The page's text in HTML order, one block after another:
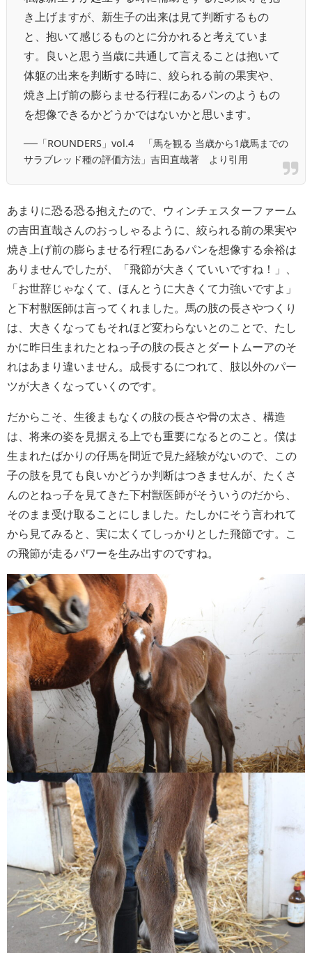
き上げますが、新生子の出来は見て判断するもの
と、抱いて感じるものとに分かれると考えていま
す。良いと思う当歳に共通して言えることは抱いて
体躯の出来を判断する時に、絞られる前の果実や、
焼き上げ前の膨らませる行程にあるパンのようもの
を想像できるかどうかではないかと思います。
──「ROUNDERS」vol.4 「馬を観る 当歳から1歳馬までの
サラブレッド種の評価方法」吉田直哉著 より引用
あまりに恐る恐る抱えたので、ウィンチェスターファーム
の吉田直哉さんのおっしゃるように、絞られる前の果実や
焼き上げ前の膨らませる行程にあるパンを想像する余裕は
ありませんでしたが、「飛節が大きくていいですね！」、
「お世辞じゃなくて、ほんとうに大きくて力強いですよ」
と下村獣医師は言ってくれました。馬の肢の長さやつくり
は、大きくなってもそれほど変わらないとのことで、たし
かに昨日生まれたとねっ子の肢の長さとダートムーアのそ
れはあまり違いません。成長するにつれて、肢以外のパー
ツが大きくなっていくのです。
だからこそ、生後まもなくの肢の長さや骨の太さ、構造
は、将来の姿を見据える上でも重要になるとのこと。僕は
生まれたばかりの仔馬を間近で見た経験がないので、この
子の肢を見ても良いかどうか判断はつきませんが、たくさ
んのとねっ子を見てきた下村獣医師がそういうのだから、
そのまま受け取ることにしました。たしかにそう言われて
から見てみると、実に太くてしっかりとした飛節です。こ
の飛節が走るパワーを生み出すのですね。